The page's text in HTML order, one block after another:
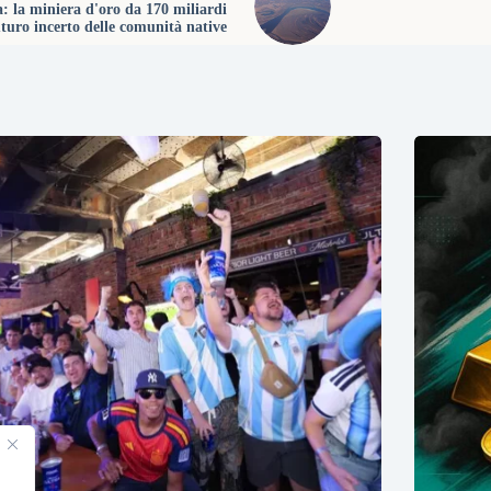
la miniera d'oro da 170 miliardi
incerto delle comunità native